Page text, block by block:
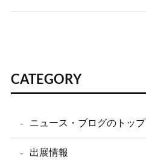
CATEGORY
ニュース・ブログのトップ
出展情報